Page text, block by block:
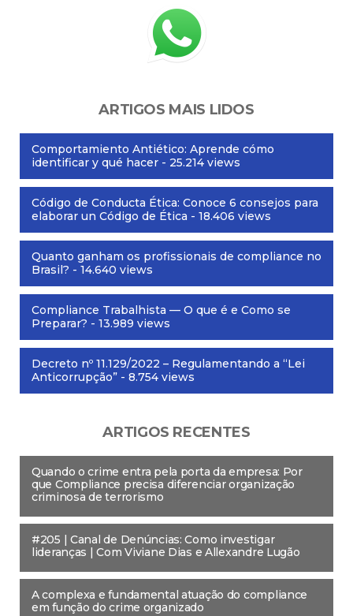
ARTIGOS MAIS LIDOS
Comportamiento Antiético: Aprende cómo
identificar y qué hacer - 25.214 views
Código de Conducta Ética: Conoce 6 consejos para
elaborar un Código de Ética - 18.406 views
Quanto ganham os profissionais de compliance no
Brasil? - 14.640 views
Compliance Trabalhista — O que é e Como se
Preparar? - 13.989 views
Decreto nº 11.129/2022 – Regulamentando a “Lei
Anticorrupção” - 8.754 views
ARTIGOS RECENTES
Quando o crime entra pela porta da empresa: Por
que Compliance precisa diferenciar organização
criminosa de terrorismo
#205 | Canal de Denúncias: Como investigar
lideranças | Com Viviane Dias e Allexandre Lugão
A complexa e fundamental atuação do compliance
em função do crime organizado